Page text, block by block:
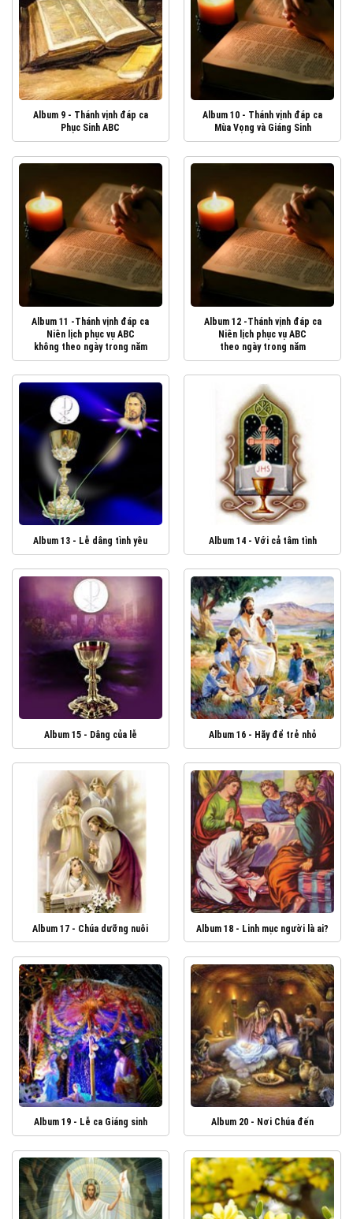
Album 9 - Thánh vịnh đáp ca
Phục Sinh ABC
Album 10 - Thánh vịnh đáp ca
Mùa Vọng và Giáng Sinh
Album 11 -Thánh vịnh đáp ca
Niên lịch phục vụ ABC
không theo ngày trong năm
Album 12 -Thánh vịnh đáp ca
Niên lịch phục vụ ABC
theo ngày trong năm
Album 13 - Lễ dâng tình yêu Album 14 - Với cả tâm tình
Album 15 - Dâng của lễ Album 16 - Hãy để trẻ nhỏ
Album 17 - Chúa dưỡng nuôi Album 18 - Linh mục người là ai?
Album 19 - Lễ ca Giáng sinh Album 20 - Nơi Chúa đến